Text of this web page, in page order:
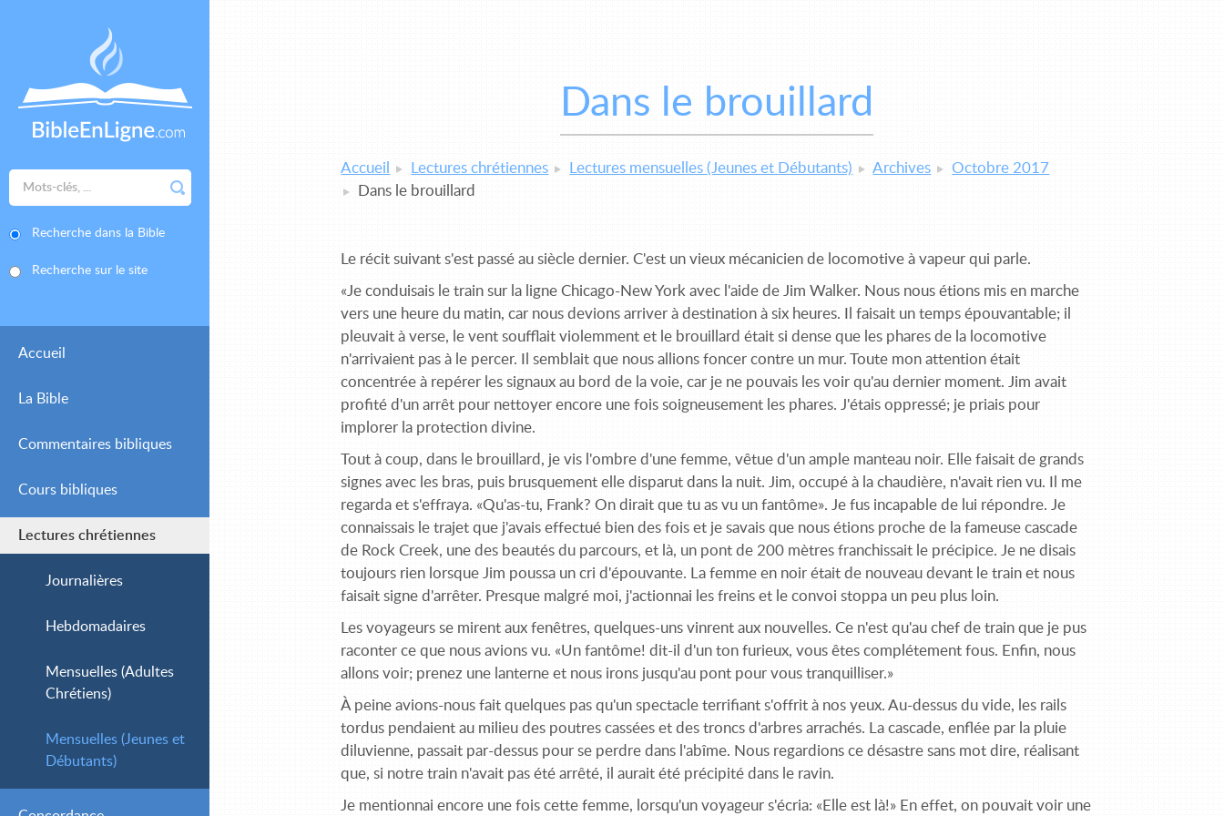
Recherche dans la Bible
Recherche sur le site
Accueil
La Bible
Commentaires bibliques
Simple
Intermédiaire
Avancé
Cours bibliques
Lectures chrétiennes
Journalières
Hebdomadaires
Mensuelles (Adultes
Chrétiens)
Mensuelles (Jeunes et
Débutants)
Dans le brouillard
Accueil Lectures chrétiennes Lectures mensuelles (Jeunes et Débutants) Archives
Octobre 2017
Dans le brouillard
Le récit suivant s'est passé au siècle dernier. C'est un vieux mécanicien de locomotive à vapeur qui parle.
«Je conduisais le train sur la ligne Chicago-New York avec l'aide de Jim Walker. Nous nous étions mis en marche
vers une heure du matin, car nous devions arriver à destination à six heures. Il faisait un temps épouvantable; il
pleuvait à verse, le vent soufflait violemment et le brouillard était si dense que les phares de la locomotive
n'arrivaient pas à le percer. Il semblait que nous allions foncer contre un mur. Toute mon attention était
concentrée à repérer les signaux au bord de la voie, car je ne pouvais les voir qu'au dernier moment. Jim avait
profité d'un arrêt pour nettoyer encore une fois soigneusement les phares. J'étais oppressé; je priais pour
implorer la protection divine.
Tout à coup, dans le brouillard, je vis l'ombre d'une femme, vêtue d'un ample manteau noir. Elle faisait de grands
signes avec les bras, puis brusquement elle disparut dans la nuit. Jim, occupé à la chaudière, n'avait rien vu. Il me
regarda et s'effraya. «Qu'as-tu, Frank? On dirait que tu as vu un fantôme». Je fus incapable de lui répondre. Je
connaissais le trajet que j'avais effectué bien des fois et je savais que nous étions proche de la fameuse cascade
de Rock Creek, une des beautés du parcours, et là, un pont de 200 mètres franchissait le précipice. Je ne disais
toujours rien lorsque Jim poussa un cri d'épouvante. La femme en noir était de nouveau devant le train et nous
faisait signe d'arrêter. Presque malgré moi, j'actionnai les freins et le convoi stoppa un peu plus loin.
Les voyageurs se mirent aux fenêtres, quelques-uns vinrent aux nouvelles. Ce n'est qu'au chef de train que je pus
raconter ce que nous avions vu. «Un fantôme! dit-il d'un ton furieux, vous êtes complétement fous. Enfin, nous
allons voir; prenez une lanterne et nous irons jusqu'au pont pour vous tranquilliser.»
À peine avions-nous fait quelques pas qu'un spectacle terrifiant s'offrit à nos yeux. Au-dessus du vide, les rails
tordus pendaient au milieu des poutres cassées et des troncs d'arbres arrachés. La cascade, enflée par la pluie
diluvienne, passait par-dessus pour se perdre dans l'abîme. Nous regardions ce désastre sans mot dire, réalisant
que, si notre train n'avait pas été arrêté, il aurait été précipité dans le ravin.
Je mentionnai encore une fois cette femme, lorsqu'un voyageur s'écria: «Elle est là!» En effet, on pouvait voir une